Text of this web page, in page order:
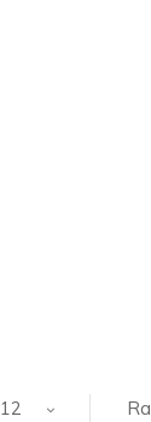
12